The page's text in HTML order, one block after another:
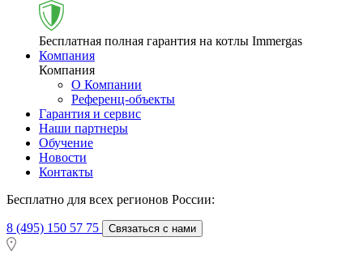
Бесплатная полная гарантия на котлы Immergas
Компания
Компания
О Компании
Референц-объекты
Гарантия и сервис
Наши партнеры
Обучение
Новости
Контакты
Бесплатно для всех регионов России:
8 (495) 150 57 75 Связаться с нами